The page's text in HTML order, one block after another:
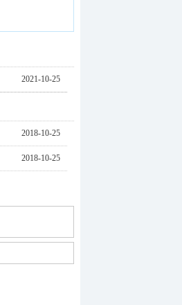
2021-10-25
2018-10-25
2018-10-25